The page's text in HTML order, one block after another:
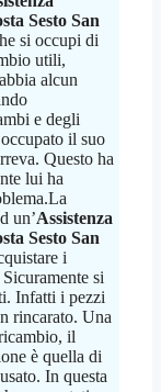
Sesto San
si occupi di
utili,
alcun
e degli
il suo
Questo ha
lui ha
un’Assistenza
Sesto San
i
si
Infatti i pezzi
rincarato. Una
il
è quella di
In questa